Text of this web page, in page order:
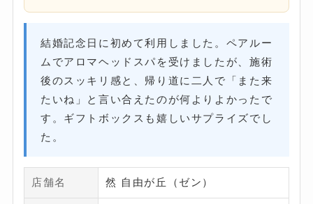
結婚記念日に初めて利用しました。ペアルー
ムでアロマヘッドスパを受けましたが、施術
後のスッキリ感と、帰り道に二人で「また来
たいね」と言い合えたのが何よりよかったで
す。ギフトボックスも嬉しいサプライズでし
た。
店舗名 然 自由が丘（ゼン）